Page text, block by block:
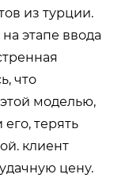
из турции.
этапе ввода
что
моделью,
терять
клиент
цену.